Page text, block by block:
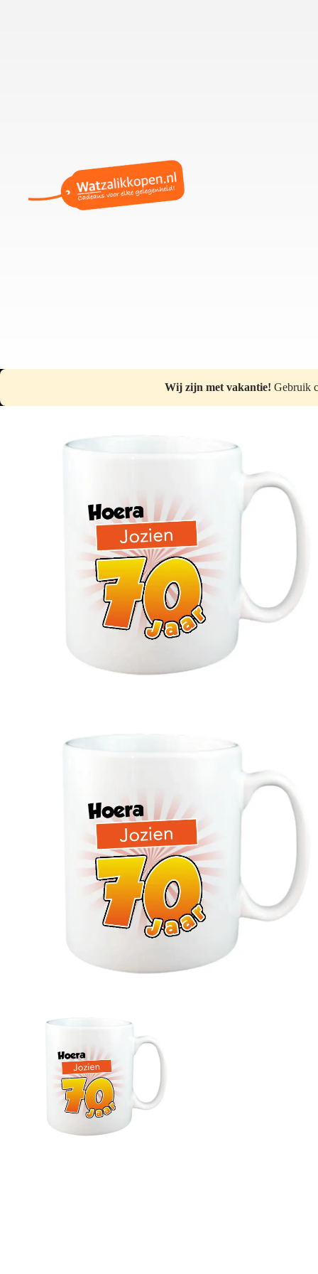
Wij zijn met vakantie! Gebruik